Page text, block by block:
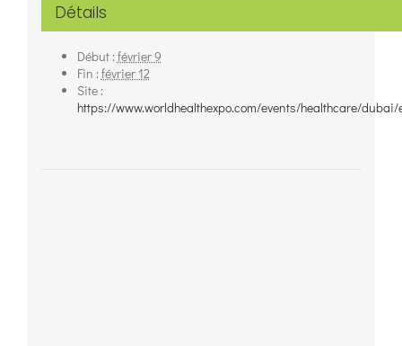
Détails
Début : février 9
Fin : février 12
Site :
https://www.worldhealthexpo.com/events/healthcare/dubai/